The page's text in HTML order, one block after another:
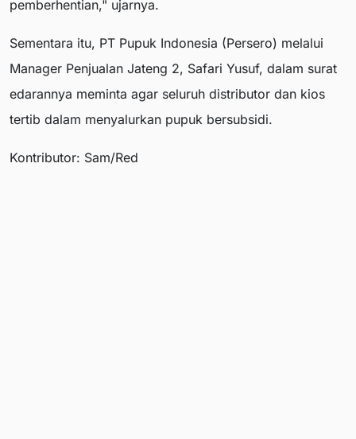
pemberhentian," ujarnya.
Sementara itu, PT Pupuk Indonesia (Persero) melalui
Manager Penjualan Jateng 2, Safari Yusuf, dalam surat
edarannya meminta agar seluruh distributor dan kios
tertib dalam menyalurkan pupuk bersubsidi.
Kontributor: Sam/Red